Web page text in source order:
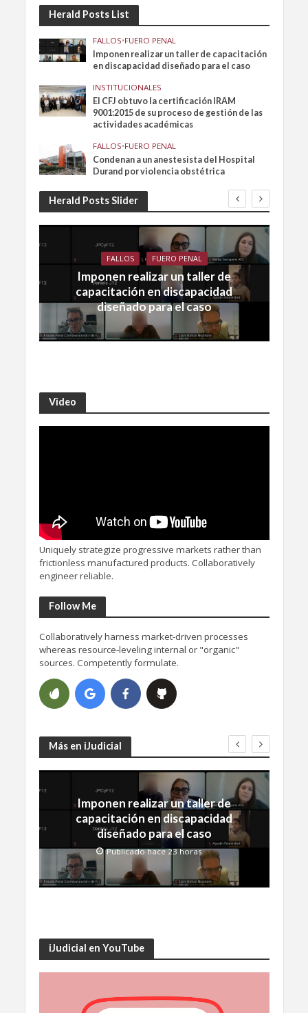
Herald Posts List
FALLOS•FUERO PENAL
Imponen realizar un taller de capacitación
en discapacidad diseñado para el caso
INSTITUCIONALES
El CFJ obtuvo la certificación IRAM
9001:2015 de su proceso de gestión de las
actividades académicas
FALLOS•FUERO PENAL
Condenan a un anestesista del Hospital
Durand por violencia obstétrica
Herald Posts Slider
FALLOS FUERO PENAL
Imponen realizar un taller de
capacitación en discapacidad
diseñado para el caso
Video
Uniquely strategize progressive markets rather than
frictionless manufactured products. Collaboratively
engineer reliable.
Follow Me
Collaboratively harness market-driven processes
whereas resource-leveling internal or "organic"
sources. Competently formulate.
Más en iJudicial
Imponen realizar un taller de
capacitación en discapacidad
diseñado para el caso
Publicado hace 23 horas
iJudicial en YouTube